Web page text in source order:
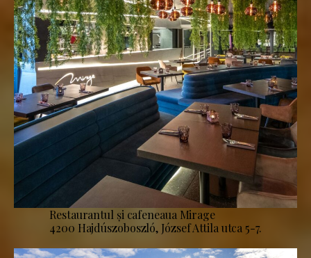
Restaurantul și cafeneaua Mirage
4200 Hajdúszoboszló, József Attila utca 5-7.